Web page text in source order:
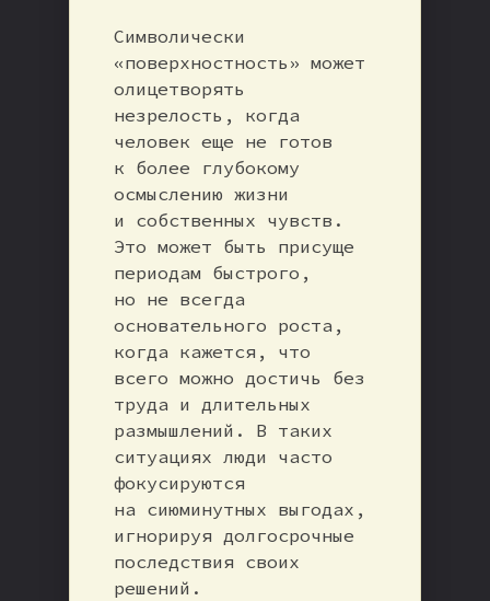
Символически
«поверхностность» может
олицетворять
незрелость, когда
человек еще не готов
к более глубокому
осмыслению жизни
и собственных чувств.
Это может быть присуще
периодам быстрого,
но не всегда
основательного роста,
когда кажется, что
всего можно достичь без
труда и длительных
размышлений. В таких
ситуациях люди часто
фокусируются
на сиюминутных выгодах,
игнорируя долгосрочные
последствия своих
решений.